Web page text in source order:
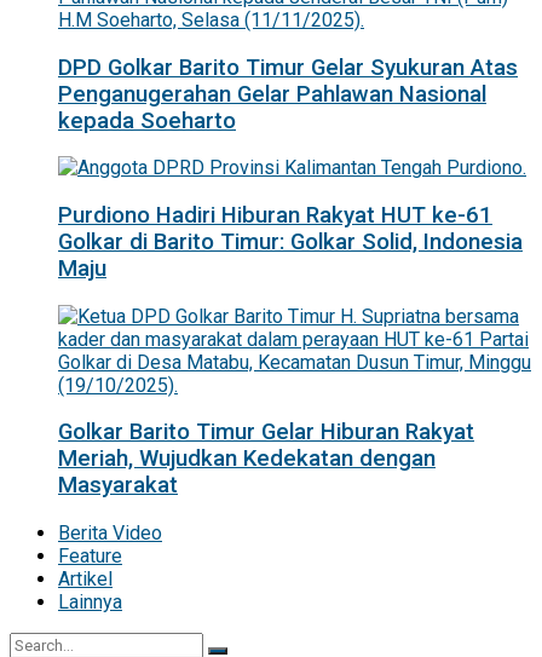
DPD Golkar Barito Timur Gelar Syukuran Atas
Penganugerahan Gelar Pahlawan Nasional
kepada Soeharto
Purdiono Hadiri Hiburan Rakyat HUT ke-61
Golkar di Barito Timur: Golkar Solid, Indonesia
Maju
Golkar Barito Timur Gelar Hiburan Rakyat
Meriah, Wujudkan Kedekatan dengan
Masyarakat
Berita Video
Feature
Artikel
Lainnya